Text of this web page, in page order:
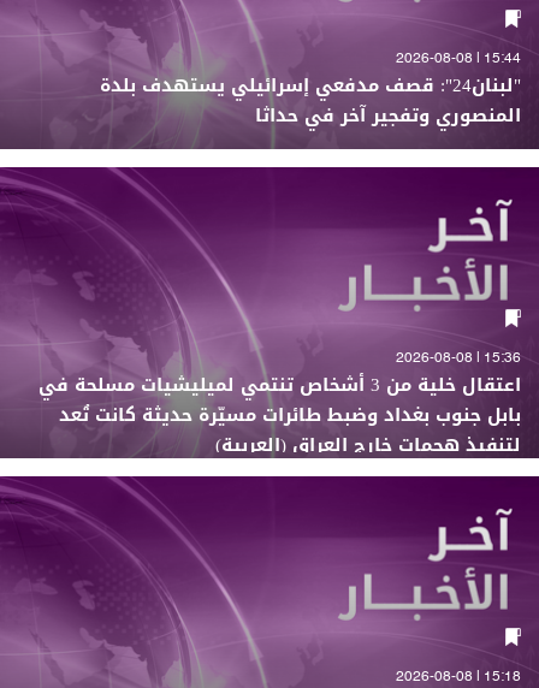
15:44 | 2026-08-08
"لبنان24": قصف مدفعي إسرائيلي يستهدف بلدة
المنصوري وتفجير آخر في حداثا
15:36 | 2026-08-08
اعتقال خلية من 3 أشخاص تنتمي لميليشيات مسلحة في
بابل جنوب بغداد وضبط طائرات مسيّرة حديثة كانت تُعد
لتنفيذ هجمات خارج العراق (العربية)
15:18 | 2026-08-08